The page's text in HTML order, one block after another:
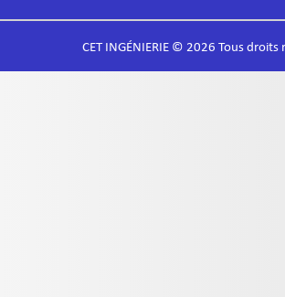
CET INGÉNIERIE © 2026 Tous droits